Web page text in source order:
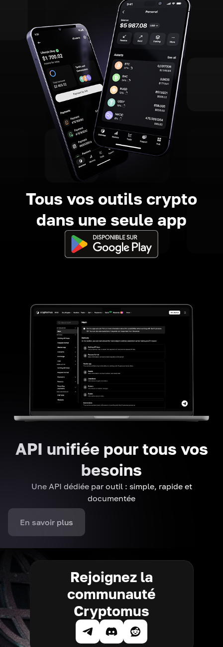
Tous vos outils crypto
dans une seule app
API unifiée pour tous vos
besoins
Une API dédiée par outil : simple, rapide et
documentée
En savoir plus
Rejoignez la
communauté
Cryptomus